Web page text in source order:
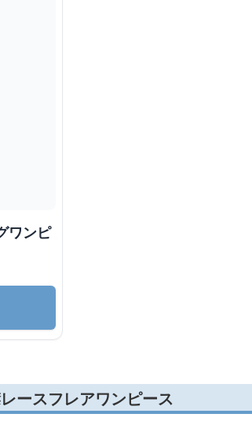
ワンピ
ースフレアワンピース